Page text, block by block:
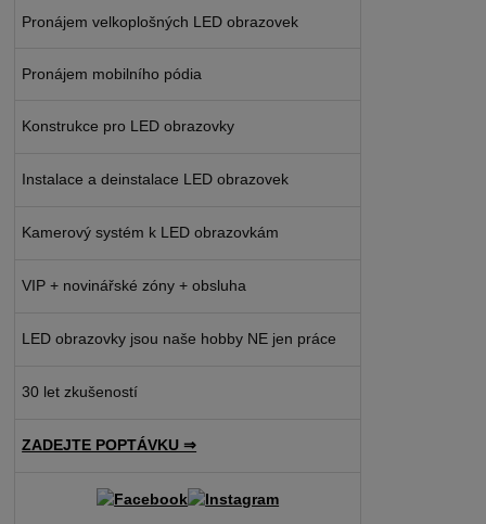
Pronájem velkoplošných LED obrazovek
Pronájem mobilního pódia
Konstrukce pro LED obrazovky
Instalace a deinstalace LED obrazovek
Kamerový systém k LED obrazovkám
VIP + novinářské zóny + obsluha
LED obrazovky jsou naše hobby NE jen práce
30 let zkušeností
ZADEJTE POPTÁVKU ⇒